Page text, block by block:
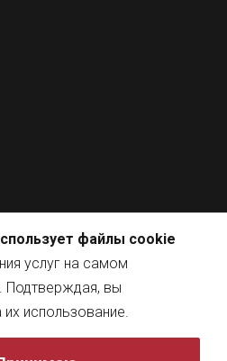
файлы cookie
услуг на самом
Подтверждая, вы
использование.